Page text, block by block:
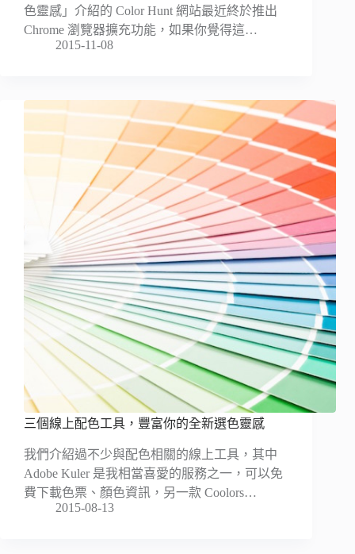
色靈感」介紹的 Color Hunt 網站最近終於推出
Chrome 瀏覽器擴充功能，如果你覺得這…
2015-11-08
三個線上配色工具，豐富你的全新選色靈感
我們介紹過不少與配色相關的線上工具，其中
Adobe Kuler 是我相當喜愛的服務之一，可以免
費下載色票、顏色資訊，另一款 Coolors…
2015-08-13